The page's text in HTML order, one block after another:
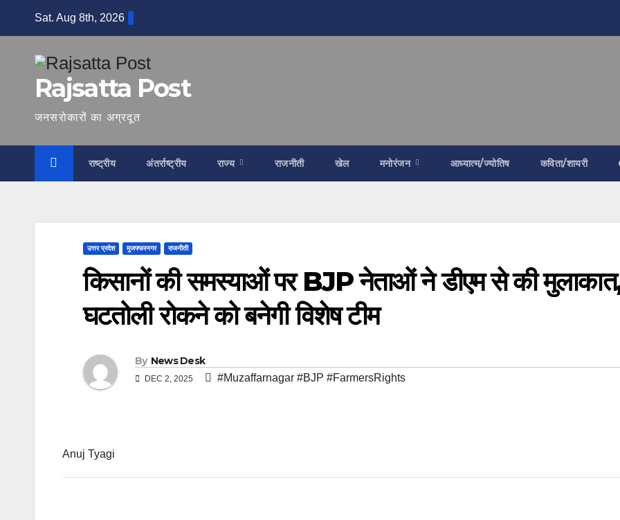
Sat. Aug 8th, 2026
Rajsatta Post
जनसरोकारों का अग्रदूत
राष्ट्रीय अंतर्राष्ट्रीय राज्य राजनीती खेल मनोरंजन आध्यात्म/ज्योतिष कविता/शायरी
उत्तर प्रदेश मुजफ्फरनगर राजनीती
किसानों की समस्याओं पर BJP नेताओं ने डीएम से की
घटतोली रोकने को बनेगी विशेष टीम
By News Desk
DEC 2, 2025 #Muzaffarnagar #BJP #FarmersRights
Anuj Tyagi